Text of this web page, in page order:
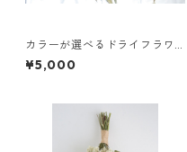
カラーが選べるドライフラワ
ースワッグM
¥5,000